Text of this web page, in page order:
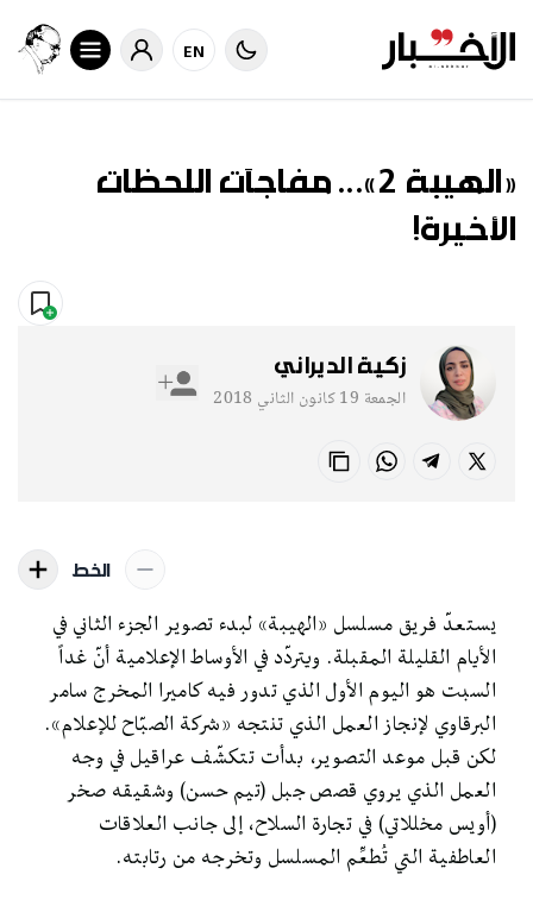
EN
«الهيبة 2»... مفاجآت اللحظات
الأخيرة!
زكية الديراني
الجمعة 19 كانون الثاني 2018
الخط
يستعدّ فريق مسلسل «الهيبة» لبدء تصوير الجزء الثاني في
الأيام القليلة المقبلة. ويتردّد في الأوساط الإعلامية أنّ غداً
السبت هو اليوم الأول الذي تدور فيه كاميرا المخرج سامر
البرقاوي لإنجاز العمل الذي تنتجه «شركة الصبّاح للإعلام».
لكن قبل موعد التصوير، بدأت تتكشّف عراقيل في وجه
العمل الذي يروي قصص جبل (تيم حسن) وشقيقه صخر
(أويس مخللاتي) في تجارة السلاح، إلى جانب العلاقات
العاطفية التي تُطعِّم المسلسل وتخرجه من رتابته.